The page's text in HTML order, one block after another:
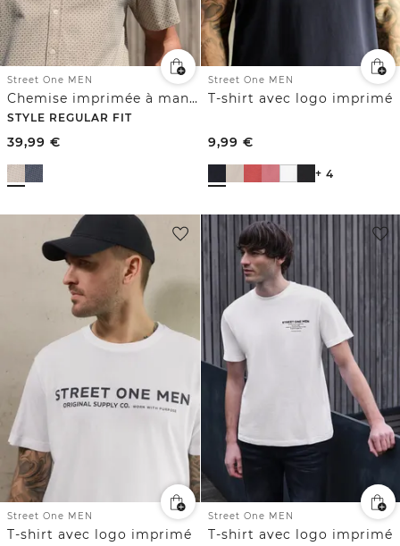
Street One MEN
Chemise imprimée à manches courtes
STYLE REGULAR FIT
39,99 €
Street One MEN
T-shirt avec logo imprimé
9,99 €
+ 4
Street One MEN
T-shirt avec logo imprimé
Street One MEN
T-shirt avec logo imprimé